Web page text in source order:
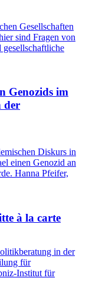
Gesellschaften
sind Fragen von
Genozids im
der
Diskurs in
einen Genozid an
Hanna Pfeifer,
à la carte
in der
für
Institut für